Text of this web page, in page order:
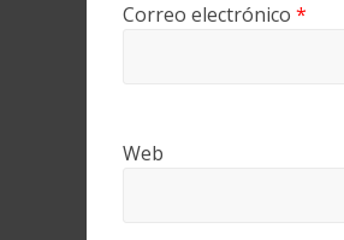
Correo electrónico *
Web